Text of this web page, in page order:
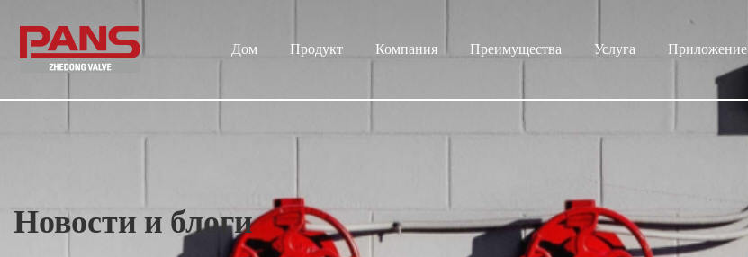
Дом Продукт Компания Преимущества Услуга Приложение
Новости и блоги